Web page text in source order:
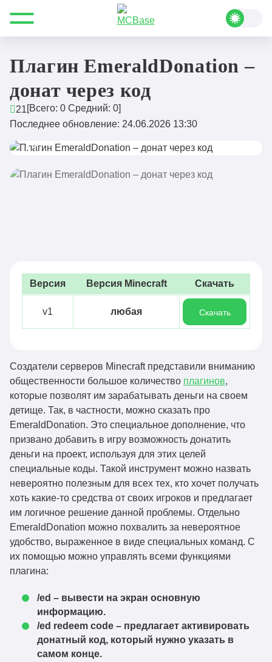
Все для Minecraft Плагины Донат и магазин
Плагин EmeraldDonation –
донат через код
21[Всего: 0 Средний: 0]
Последнее обновление: 24.06.2026 13:30
Версия Версия Minecraft Скачать
v1 любая Скачать
Создатели серверов Minecraft представили вниманию
общественности большое количество плагинов,
которые позволят им зарабатывать деньги на своем
детище. Так, в частности, можно сказать про
EmeraldDonation. Это специальное дополнение, что
призвано добавить в игру возможность донатить
деньги на проект, используя для этих целей
специальные коды. Такой инструмент можно назвать
невероятно полезным для всех тех, кто хочет получать
хоть какие-то средства от своих игроков и предлагает
им логичное решение данной проблемы. Отдельно
EmeraldDonation можно похвалить за невероятное
удобство, выраженное в виде специальных команд. С
их помощью можно управлять всеми функциями
плагина:
/ed – вывести на экран основную
информацию.
/ed redeem code – предлагает активировать
донатный код, который нужно указать в
самом конце.